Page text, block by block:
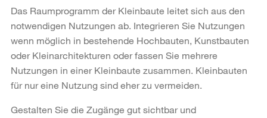
Das Raumprogramm der Kleinbaute leitet sich aus den
notwendigen Nutzungen ab. Integrieren Sie Nutzungen
wenn möglich in bestehende Hochbauten, Kunstbauten
oder Kleinarchitekturen oder fassen Sie mehrere
Nutzungen in einer Kleinbaute zusammen. Kleinbauten
für nur eine Nutzung sind eher zu vermeiden.
Gestalten Sie die Zugänge gut sichtbar und